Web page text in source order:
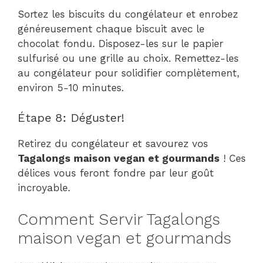
Sortez les biscuits du congélateur et enrobez
généreusement chaque biscuit avec le
chocolat fondu. Disposez-les sur le papier
sulfurisé ou une grille au choix. Remettez-les
au congélateur pour solidifier complètement,
environ 5-10 minutes.
Étape 8: Déguster!
Retirez du congélateur et savourez vos
Tagalongs maison vegan et gourmands ! Ces
délices vous feront fondre par leur goût
incroyable.
Comment Servir Tagalongs
maison vegan et gourmands